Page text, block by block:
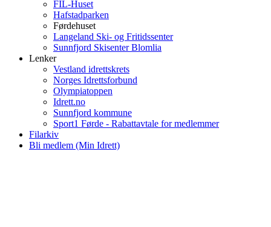
FIL-Huset
Hafstadparken
Førdehuset
Langeland Ski- og Fritidssenter
Sunnfjord Skisenter Blomlia
Lenker
Vestland idrettskrets
Norges Idrettsforbund
Olympiatoppen
Idrett.no
Sunnfjord kommune
Sport1 Førde - Rabattavtale for medlemmer
Filarkiv
Bli medlem (Min Idrett)